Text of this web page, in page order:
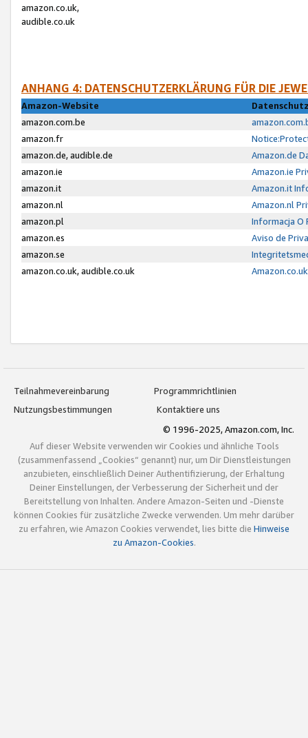
amazon.co.uk,
audible.co.uk
ANHANG 4: DATENSCHUTZERKLÄRUNG FÜR DIE
Amazon-Website
amazon.com.be
amazon.fr
amazon.de, audible.de
Amazon.de
amazon.ie
Amazon.ie
amazon.it
Amazon.it
amazon.nl
Amazon.nl
amazon.pl
Informacja O
amazon.es
Aviso de
amazon.se
amazon.co.uk, audible.co.uk
Teilnahmevereinbarung
Programmrichtlinien
Nutzungsbestimmungen
Kontaktiere uns
© 1996-2025, Amazon.com, Inc.
Auf dieser Website verwenden wir Cookies und ähnliche Tools
(zusammenfassend „Cookies“ genannt) nur, um Dir Dienstleistungen
anzubieten, einschließlich Deiner Authentifizierung, der Erhaltung
Deiner Einstellungen, der Verbesserung der Sicherheit und der
Bereitstellung von Inhalten. Andere Amazon-Seiten und -Dienste
können Cookies für zusätzliche Zwecke verwenden. Um mehr darüber
zu erfahren, wie Amazon Cookies verwendet, lies bitte die Hinweise
zu Amazon-Cookies.